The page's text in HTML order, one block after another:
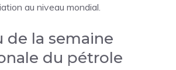
au niveau mondial.
de la semaine
du pétrole